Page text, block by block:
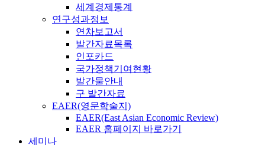
세계경제통계
연구성과정보
연차보고서
발간자료목록
인포카드
국가정책기여현황
발간물안내
구 발간자료
EAER(영문학술지)
EAER(East Asian Economic Review)
EAER 홈페이지 바로가기
세미나